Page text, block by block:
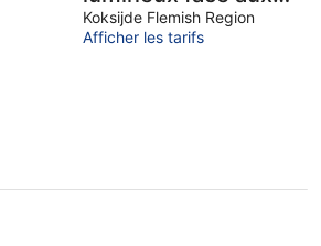
dunes
Koksijde Flemish Region
Afficher les tarifs